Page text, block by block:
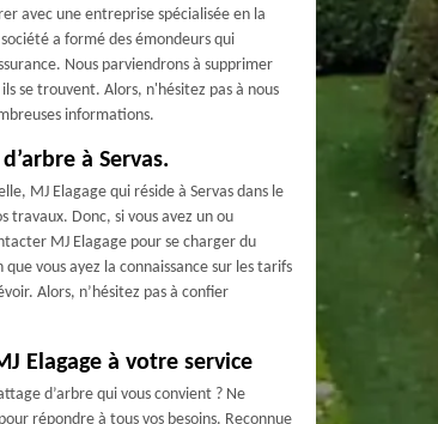
avec une entreprise spécialisée en la
a formé des émondeurs qui
Nous parviendrons à supprimer
se trouvent. Alors, n'hésitez pas à nous
informations.
à Servas.
MJ Elagage qui réside à Servas dans le
travaux. Donc, si vous avez un ou
MJ Elagage pour se charger du
vous ayez la connaissance sur les tarifs
Alors, n’hésitez pas à confier
Elagage à votre service
d’arbre qui vous convient ? Ne
répondre à tous vos besoins. Reconnue